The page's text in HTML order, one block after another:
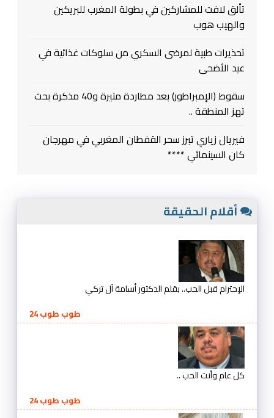
تألق لافت للمشاركين في بطولة المغرب للبريكين
والهيب هوب
تحذيرات طبية لمرضى السكري من سلوكات غذائية في
عيد الأضحى
سقوط (الإمبراطور) بعد مطاردة متيرة و40 مذكرة بحث
تهز المنطقة ..
فيريال زياري تبرز سحر القفطان المغربي في مهرجان
كان السينمائي ****
أقلام الحقيقة
الإحترام قبل الحب.. بقلم الدكتور أسامة آل تركي
طوب طوب 24
كل عام وأنت الحب ..
طوب طوب 24